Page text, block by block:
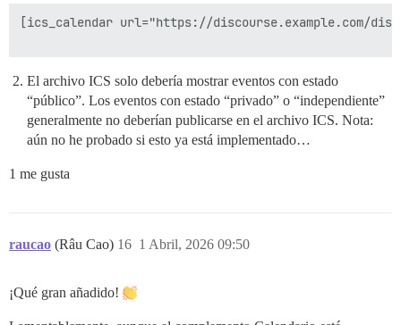
[ics_calendar url="https://discourse.example.com/
El archivo ICS solo debería mostrar eventos con estado
“público”. Los eventos con estado “privado” o “independiente”
generalmente no deberían publicarse en el archivo ICS. Nota:
aún no he probado si esto ya está implementado…
1 me gusta
raucao (Râu Cao) 1 Abril, 2026 09:50
16
¡Qué gran añadido!